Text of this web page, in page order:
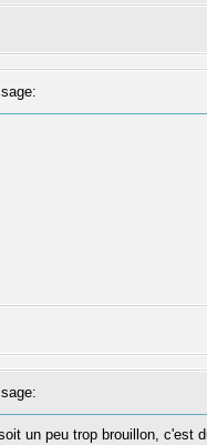
un peu trop brouillon, c'est